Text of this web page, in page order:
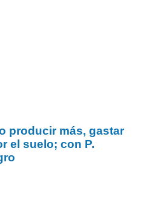
producir más, gastar
el suelo; con P.